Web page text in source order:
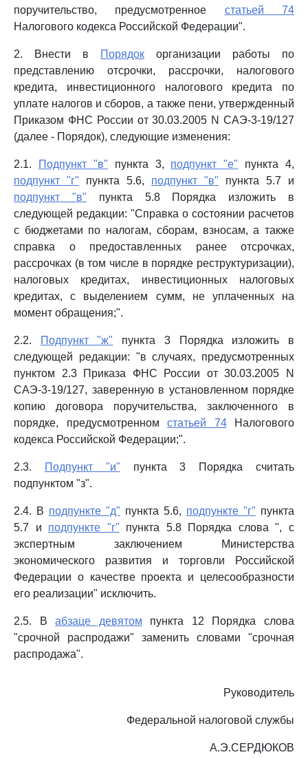
поручительство, предусмотренное статьей 74
Налогового кодекса Российской Федерации".
2. Внести в Порядок организации работы по
представлению отсрочки, рассрочки, налогового
кредита, инвестиционного налогового кредита по
уплате налогов и сборов, а также пени, утвержденный
Приказом ФНС России от 30.03.2005 N САЭ-3-19/127
(далее - Порядок), следующие изменения:
2.1. Подпункт "в" пункта 3, подпункт "е" пункта 4,
подпункт "г" пункта 5.6, подпункт "в" пункта 5.7 и
подпункт "в" пункта 5.8 Порядка изложить в
следующей редакции: "Справка о состоянии расчетов
с бюджетами по налогам, сборам, взносам, а также
справка о предоставленных ранее отсрочках,
рассрочках (в том числе в порядке реструктуризации),
налоговых кредитах, инвестиционных налоговых
кредитах, с выделением сумм, не уплаченных на
момент обращения;".
2.2. Подпункт "ж" пункта 3 Порядка изложить в
следующей редакции: "в случаях, предусмотренных
пунктом 2.3 Приказа ФНС России от 30.03.2005 N
САЭ-3-19/127, заверенную в установленном порядке
копию договора поручительства, заключенного в
порядке, предусмотренном статьей 74Налогового
кодекса Российской Федерации;".
2.3. Подпункт "и" пункта 3 Порядка считать
подпунктом "з".
2.4. В подпункте "д" пункта 5.6, подпункте "г" пункта
5.7 и подпункте "г" пункта 5.8 Порядка слова ", с
экспертным заключением Министерства
экономического развития и торговли Российской
Федерации о качестве проекта и целесообразности
его реализации" исключить.
2.5. Вабзаце девятом пункта 12 Порядка слова
"срочной распродажи" заменить словами "срочная
распродажа".
Руководитель
Федеральной налоговой службы
А.Э.СЕРДЮКОВ